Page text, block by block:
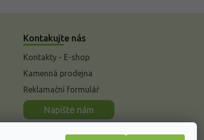
Kontakujte nás
Kontakty - E-shop
Kamenná prodejna
Reklamační formulář
Napište nám